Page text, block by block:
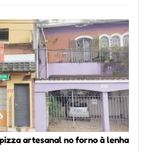
Se
Um
dos
Mais
artesanal no forno à lenha